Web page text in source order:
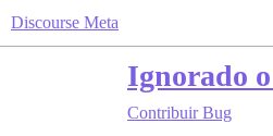
Discourse Meta
Ignorado
Contribuir Bug